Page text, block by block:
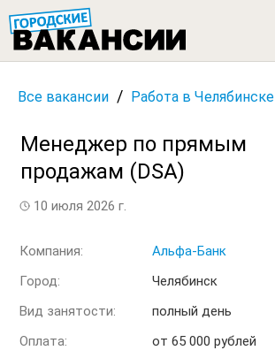
Все вакансии / Работа в Челябинске
Менеджер по прямым
продажам (DSA)
10 июля 2026 г.
Компания:
Альфа-Банк
Город:
Челябинск
Вид занятости:
полный день
Оплата:
от 65 000 рублей